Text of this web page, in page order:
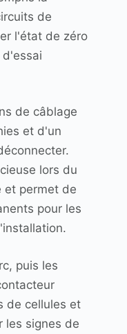
de
l'état de zéro
de câblage
et d'un
lors du
et permet de
pour les
puis les
de cellules et
les signes de